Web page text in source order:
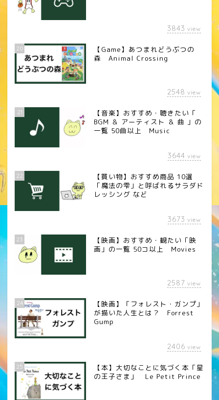
3843 view
20
【Game】あつまれどうぶつの
森 Animal Crossing
2548 view
21
【音楽】おすすめ・聴きたい「
BGM ＆ アーティスト ＆ 曲 」の
一覧 50曲以上 Music
3644 view
22
【買い物】おすすめ商品 10選
「魔法の雫」と呼ばれるサラダド
レッシング など
3673 view
23
【映画】おすすめ・観たい「映
画」の一覧 50コ以上 Movies
2587 view
24
【映画】「フォレスト・ガンプ」
が描いた人生とは？ Forrest
Gump
2406 view
25
【本】大切なことに気づく本「星
の王子さま」 Le Petit Prince